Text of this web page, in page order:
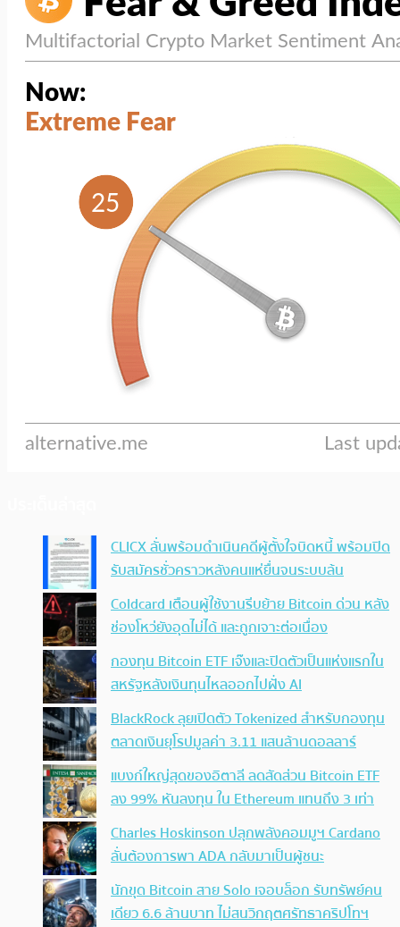
CLICX ลั่นพร้อมดำเนินคดีผู้ตั้งใจบิดหนี้ พร้อมปิด
รับสมัครชั่วคราวหลังคนแห่ยื่นจนระบบล้น
Coldcard เตือนผู้ใช้งานรีบย้าย Bitcoin ด่วน หลัง
ช่องโหว่ยังอุดไม่ได้ และถูกเจาะต่อเนื่อง
กองทุน Bitcoin ETF เจ๊งและปิดตัวเป็นแห่งแรกใน
สหรัฐหลังเงินทุนไหลออกไปฝั่ง AI
BlackRock ลุยเปิดตัว Tokenized สำหรับกองทุน
ตลาดเงินยุโรปมูลค่า 3.11 แสนล้านดอลลาร์
แบงก์ใหญ่สุดของอิตาลี ลดสัดส่วน Bitcoin ETF
ลง 99% หันลงทุน ใน Ethereum แทนถึง 3 เท่า
Charles Hoskinson ปลุกพลังคอมมูฯ Cardano
ลั่นต้องการพา ADA กลับมาเป็นผู้ชนะ
นักขุด Bitcoin สาย Solo เจอบล็อก รับทรัพย์คน
เดียว 6.6 ล้านบาท ไม่สนวิกฤตศรัทธาคริปโทฯ